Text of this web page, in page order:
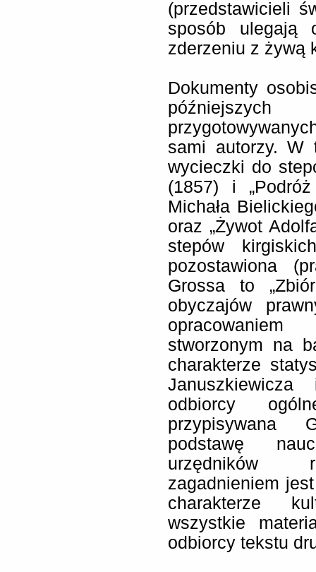
(przedstawicieli
sposób ulegają
zderzeniu z żywą
Dokumenty
późniejszych
sami autorzy. W
wycieczki do
(1857) i
Michała
oraz „Żywot
stepów
pozostawiona
Grossa to
obyczajów
stworzonym na
charakterze
odbiorcy
przypisywana
podstawę
urzędników
zagadnieniem
charakterze
wszystkie
odbiorcy tekstu